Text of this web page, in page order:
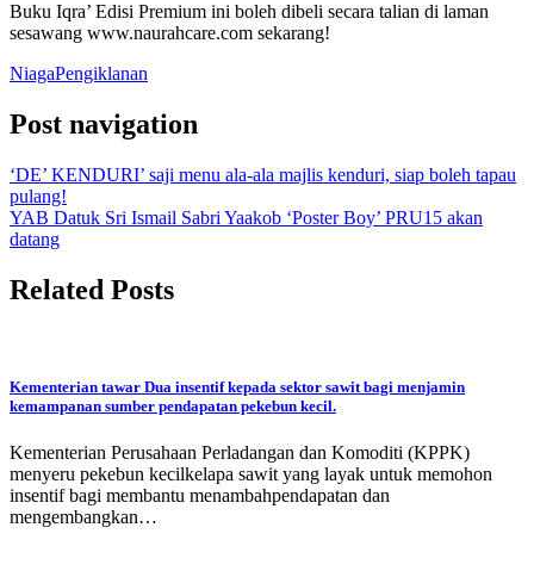
Buku Iqra’ Edisi Premium ini boleh dibeli secara talian di laman
sesawang www.naurahcare.com sekarang!
NiagaPengiklanan
Post navigation
‘DE’ KENDURI’ saji menu ala-ala majlis kenduri, siap boleh tapau
pulang!
YAB Datuk Sri Ismail Sabri Yaakob ‘Poster Boy’ PRU15 akan
datang
Related Posts
Kementerian tawar Dua insentif kepada sektor sawit bagi menjamin
kemampanan sumber pendapatan pekebun kecil.
Kementerian Perusahaan Perladangan dan Komoditi (KPPK)
menyeru pekebun kecilkelapa sawit yang layak untuk memohon
insentif bagi membantu menambahpendapatan dan
mengembangkan…